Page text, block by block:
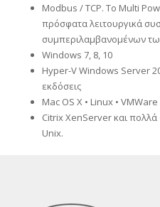
Modbus / TCP. Το Multi
πρόσφατα λειτουργικά
συμπεριλαμβανομένων
Windows 7, 8, 10
Hyper-V Windows Server
εκδόσεις
Mac OS X • Linux • VMWare
Citrix XenServer και
Unix.